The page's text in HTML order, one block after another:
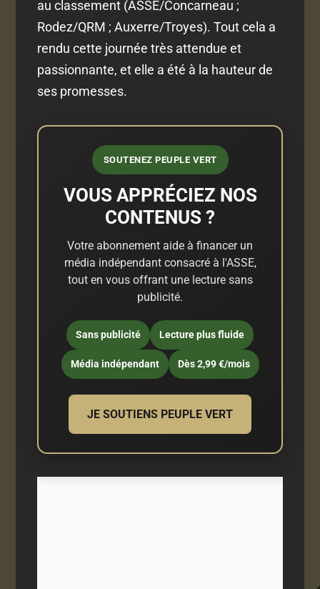
au classement (ASSE/Concarneau ;
Rodez/QRM ; Auxerre/Troyes). Tout cela a
rendu cette journée très attendue et
passionnante, et elle a été à la hauteur de
ses promesses.
SOUTENEZ PEUPLE VERT
VOUS APPRÉCIEZ NOS
CONTENUS ?
Votre abonnement aide à financer un
média indépendant consacré à l'ASSE,
tout en vous offrant une lecture sans
publicité.
Sans publicité Lecture plus fluide
Média indépendant Dès 2,99 €/mois
JE SOUTIENS PEUPLE VERT